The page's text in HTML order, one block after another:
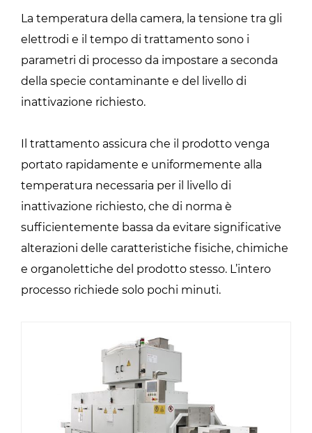
La temperatura della camera, la tensione tra gli
elettrodi e il tempo di trattamento sono i
parametri di processo da impostare a seconda
della specie contaminante e del livello di
inattivazione richiesto.
Il trattamento assicura che il prodotto venga
portato rapidamente e uniformemente alla
temperatura necessaria per il livello di
inattivazione richiesto, che di norma è
sufficientemente bassa da evitare significative
alterazioni delle caratteristiche fisiche, chimiche
e organolettiche del prodotto stesso. L’intero
processo richiede solo pochi minuti.